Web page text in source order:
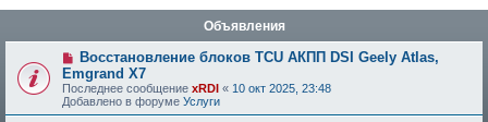
Объявления
Восстановление блоков TCU АКПП DSI Geely Atlas,
Emgrand X7
Последнее сообщение xRDI « 10 окт 2025, 23:48
Добавлено в форуме Услуги